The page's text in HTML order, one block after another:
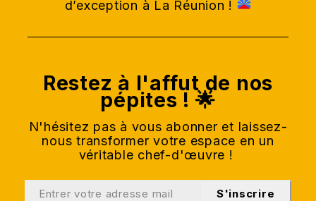
d’exception à La Réunion !
Restez à l'affut de nos
pépites ! 🌟
N'hésitez pas à vous abonner et laissez-
nous transformer votre espace en un
véritable chef-d'œuvre !
S'inscrire